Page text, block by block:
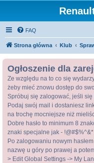
FAQ
Strona główna Klub
Ogłoszenie dla
Ze względu na to co się
żeby mieć znowu dostęp do
Spróbuj się zalogować, jeśli się
Podaj swój mail i dostaniesz
na trochę mocniejsze niż
Dobre hasło to minimum 8
znaki specjalne jak - !@#$%^&*
Po zalogowaniu nowym
nazwę u góry po prawej a
> Edit Global Settings -> My